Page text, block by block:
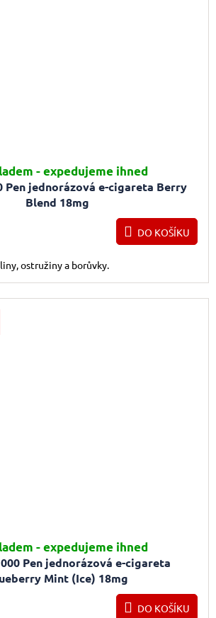
Pen jednorázová e-cigareta Berry
Blend 18mg
produktu je 2,0 z 5 hvězdiček.
- expedujeme ihned
DO KOŠÍKU
ostružiny a borůvky.
Pen jednorázová e-cigareta
Mint (Ice) 18mg
produktu je 3,7 z 5 hvězdiček.
- expedujeme ihned
DO KOŠÍKU